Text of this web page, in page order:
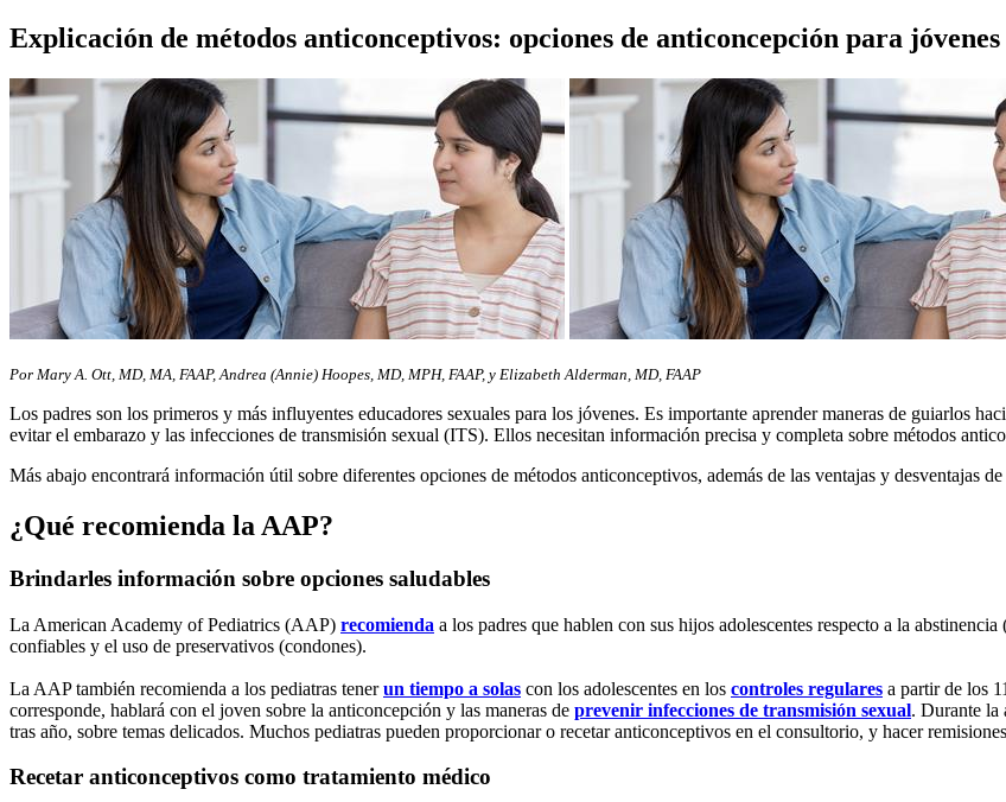
Explicación de métodos anticonceptivos: opciones de anticoncepción para jóvenes
Por Mary A. Ott, MD, MA, FAAP, Andrea (Annie) Hoopes, MD, MPH, FAAP, y Elizabeth Alderman, MD, FAAP
Los padres son los primeros y más influyentes educadores sexuales para los jóvenes. Es importante aprender maneras de guiarlos
evitar el embarazo y las infecciones de transmisión sexual (ITS). Ellos necesitan información precisa y completa sobre métodos
Más abajo encontrará información útil sobre diferentes opciones de métodos anticonceptivos, además de las ventajas y desventajas de
¿Qué recomienda la AAP?
Brindarles información sobre opciones saludables
La American Academy of Pediatrics (AAP) recomienda a los padres que hablen con sus hijos adolescentes respecto a la
confiables y el uso de preservativos (condones).
La AAP también recomienda a los pediatras tenerun tiempo a solas con los adolescentes en los controles regulares a partir de los
corresponde, hablará con el joven sobre la anticoncepción y las maneras de prevenir infecciones de transmisión sexual. Durante la
tras año, sobre temas delicados. Muchos pediatras pueden proporcionar o recetar anticonceptivos en el consultorio, y hacer
Recetar anticonceptivos como tratamiento médico